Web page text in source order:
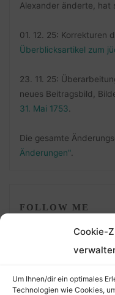
Cookie-
Um Ihnen/dir ein optimales
Technologien wie Cookies,
Alexander änderte, hat
01. 12. 25: Korrekturen
Überblicksartikel zum
23. 11. 25:
neues Beitragsbild,
31. Mai 1753.
Die gesamte
Änderungen".
FOLLOW ME